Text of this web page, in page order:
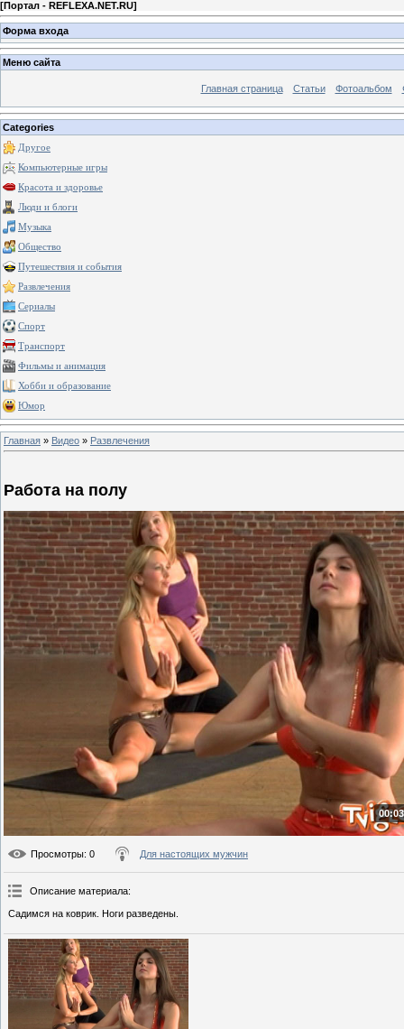
[Портал - REFLEXA.NET.RU]
Форма входа
Меню сайта
Главная страница Статьи Фотоальбом
Categories
Другое
Компьютерные игры
Красота и здоровье
Люди и блоги
Музыка
Общество
Путешествия и события
Развлечения
Сериалы
Спорт
Транспорт
Фильмы и анимация
Хобби и образование
Юмор
Главная » Видео » Развлечения
Работа на полу
Просмотры: 0 Для настоящих мужчин
Описание материала:
Садимся на коврик. Ноги разведены.